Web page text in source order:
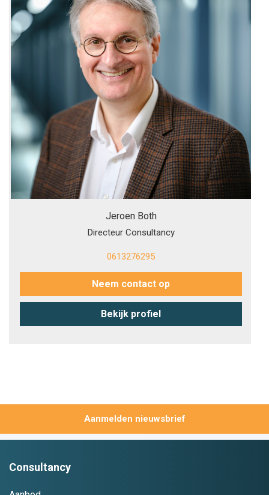
Jeroen Both
Directeur Consultancy
0613276295
Neem contact op
Bekijk profiel
Aanmelden
Consultancy